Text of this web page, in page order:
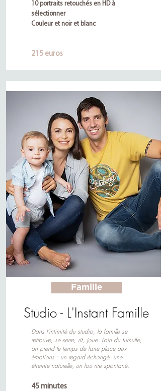
10 portraits retouchés en HD à
sélectionner
Couleur et noir et blanc
215 euros
Famille
Studio - L'Instant Famille
Dans l’intimité du studio, la famille se
retrouve, se serre, rit, joue. Loin du tumulte,
on prend le temps de faire place aux
émotions : un regard échangé, une
étreinte naturelle, un fou rire spontané.
45 minutes